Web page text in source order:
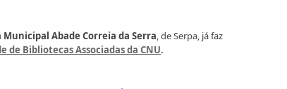
Abade Correia da Serra, de Serpa, já faz
de Bibliotecas Associadas da CNU.